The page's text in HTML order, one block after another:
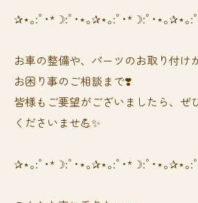
✰⋆｡:ﾟ･*☽:ﾟ･⋆｡✰⋆｡:ﾟ･*☽:ﾟ･⋆｡✰⋆｡:
お車の整備や、パーツのお取り付け
お困り事のご相談まで❣️
皆様もご要望がございましたら、ぜ
くださいませ💪✨
✰⋆｡:ﾟ･*☽:ﾟ･⋆｡✰⋆｡:ﾟ･*☽:ﾟ･⋆｡✰⋆｡: